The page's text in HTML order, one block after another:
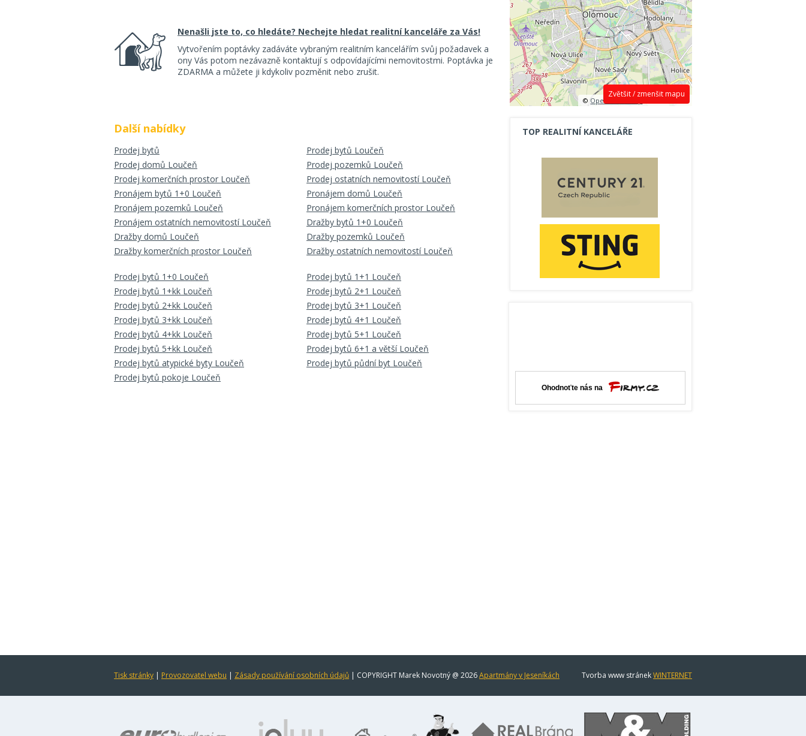
Nenašli jste to, co hledáte? Nechejte hledat realitní kanceláře za Vás!
Vytvořením poptávky zadáváte vybraným realitním kancelářím svůj požadavek a
ony Vás potom nezávazně kontaktují s odpovídajícími nemovitostmi. Poptávka je
ZDARMA a můžete ji kdykoliv pozměnit nebo zrušit.
Další nabídky
Prodej bytů
Prodej bytů Loučeň
Prodej domů Loučeň
Prodej pozemků Loučeň
Prodej komerčních prostor Loučeň
Prodej ostatních nemovitostí Loučeň
Pronájem bytů 1+0 Loučeň
Pronájem domů Loučeň
Pronájem pozemků Loučeň
Pronájem komerčních prostor Loučeň
Pronájem ostatních nemovitostí Loučeň
Dražby bytů 1+0 Loučeň
Dražby domů Loučeň
Dražby pozemků Loučeň
Dražby komerčních prostor Loučeň
Dražby ostatních nemovitostí Loučeň
Prodej bytů 1+0 Loučeň
Prodej bytů 1+1 Loučeň
Prodej bytů 1+kk Loučeň
Prodej bytů 2+1 Loučeň
Prodej bytů 2+kk Loučeň
Prodej bytů 3+1 Loučeň
Prodej bytů 3+kk Loučeň
Prodej bytů 4+1 Loučeň
Prodej bytů 4+kk Loučeň
Prodej bytů 5+1 Loučeň
Prodej bytů 5+kk Loučeň
Prodej bytů 6+1 a větší Loučeň
Prodej bytů atypické byty Loučeň
Prodej bytů půdní byt Loučeň
Prodej bytů pokoje Loučeň
Zvětšit / zmenšit mapu
©OpenStreetMap contributors.
TOP REALITNÍ KANCELÁŘE
Tisk stránky | Provozovatel webu | Zásady používání osobních údajů | COPYRIGHT Marek Novotný @ 2026Apartmány v Jeseníkách Tvorba www stránekWINTERNET